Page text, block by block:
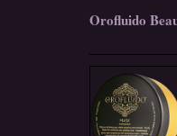
Orofluido